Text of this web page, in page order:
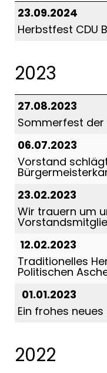
23.09.2024
Herbstfest CDU
2023
27.08.2023
Sommerfest der
06.07.2023
Vorstand
23.02.2023
Wir trauern um
12.02.2023
Traditionelles
Politischen
01.01.2023
Ein frohes
2022